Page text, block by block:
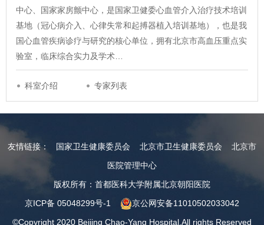
中心、国家家房颤中心，是国家卫健委心血管介入治疗技术培训
基地（冠心病介入、心律失常和起搏器植入培训基地），也是我
国心血管疾病诊疗与研究的核心单位，拥有北京市高血压重点实
验室，临床综合实力及学术…
科室介绍 专家列表
友情链接： 国家卫生健康委员会 北京市卫生健康委员会
北京市
医院管理中心
版权所有：首都医科大学附属北京朝阳医院
京ICP备 05048299号-1
京公网安备11010502033042
©Copyright 2020 Beijing Chao-Yang Hospital.All rights Reserved